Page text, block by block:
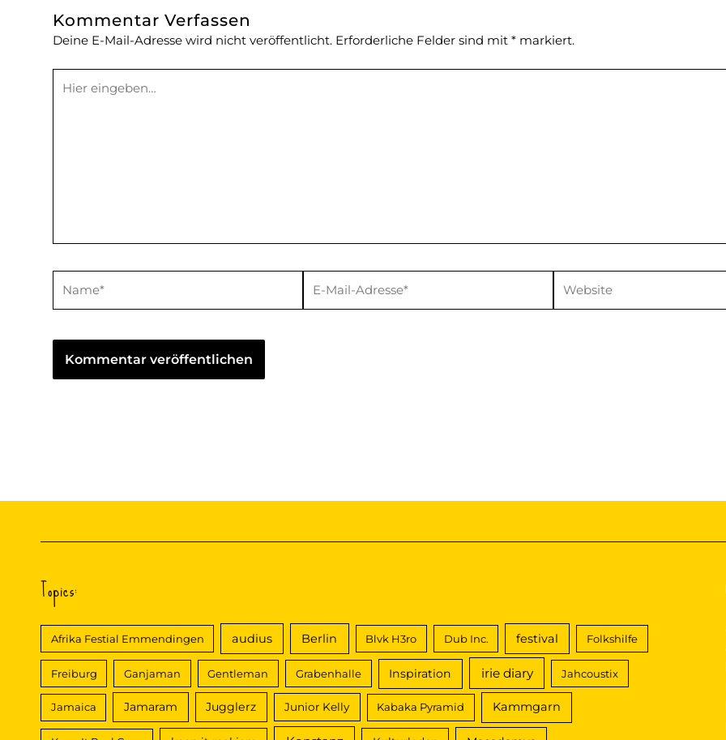
Kommentar Verfassen
Deine E-Mail-Adresse wird nicht veröffentlicht. Erforderliche Felder sind mit * markiert.
eingeben…
Mail-
Topics:
Afrika Festial Emmendingen audius Berlin Blvk H3ro Dub Inc. festival Folkshilfe
Freiburg Ganjaman Gentleman Grabenhalle Inspiration irie diary Jahcoustix
Jamaica Jamaram Jugglerz Junior Kelly Kabaka Pyramid Kammgarn